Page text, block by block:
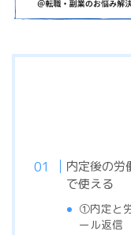
内定後の労
で使える
①内定と
ール返信